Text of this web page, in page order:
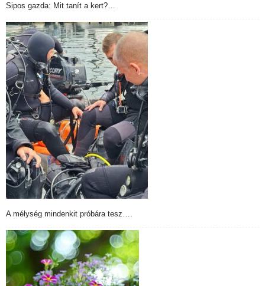
Sipos gazda: Mit tanít a kert?…
A mélység mindenkit próbára tesz….